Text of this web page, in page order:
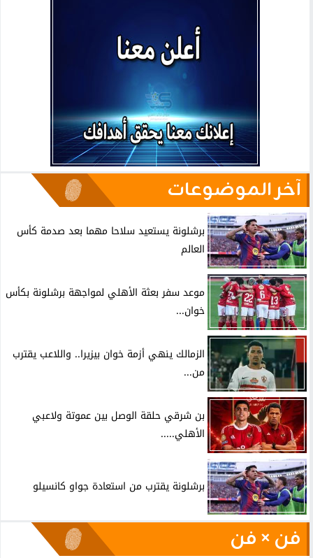
آخر الموضوعات
برشلونة يستعيد سلاحا مهما بعد صدمة كأس
العالم
موعد سفر بعثة الأهلي لمواجهة برشلونة بكأس
خوان...
الزمالك ينهي أزمة خوان بيزيرا.. واللاعب يقترب
من...
بن شرقي حلقة الوصل بين عموتة ولاعبي
الأهلي.....
برشلونة يقترب من استعادة جواو كانسيلو
فن × فن